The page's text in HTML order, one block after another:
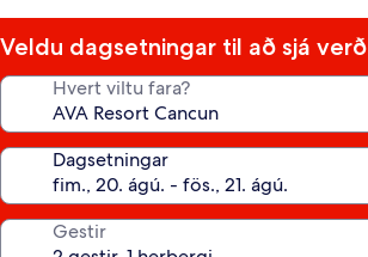
Veldu dagsetningar til að sjá verð
Hvert viltu fara?
Dagsetningar
Gestir